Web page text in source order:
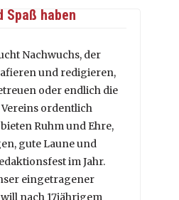
Spaß haben
Nachwuchs, der
und redigieren,
oder endlich die
ordentlich
Ruhm und Ehre,
gute Laune und
im Jahr.
eingetragener